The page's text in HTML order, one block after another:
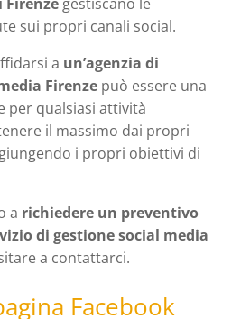
sui propri canali social.
a un’agenzia di
Firenzepuò essere una
per qualsiasi attività
il massimo dai propri
i propri obiettivi di
a richiedere un preventivo
di gestione social media
a contattarci.
Facebook